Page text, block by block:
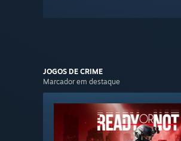
JOGOS DE CRIME
Marcador em destaque